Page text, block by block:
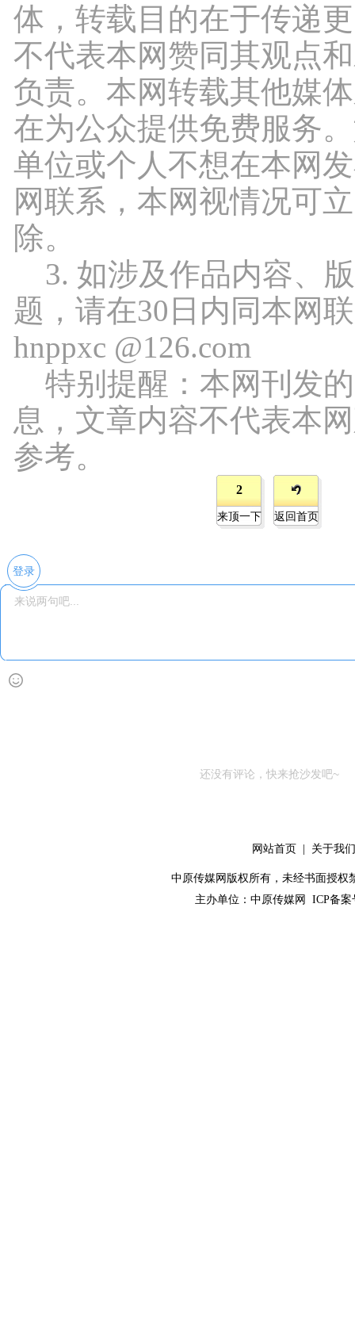
体，转载目的在于传递
不代表本网赞同其观点
负责。本网转载其他媒
在为公众提供免费服务
单位或个人不想在本网
网联系，本网视情况可
除。
3. 如涉及作品内容、
题，请在30日内同本网
hnppxc @126.com
特别提醒：本网刊发
息，文章内容不代表本
参考。
2
来顶一下 返回首页
登录
还没有评论，快来抢沙发吧~
网站首页 关于我们
中原传媒网版权所有，未经书面授权
主办单位： 中原传媒网 ICP备案